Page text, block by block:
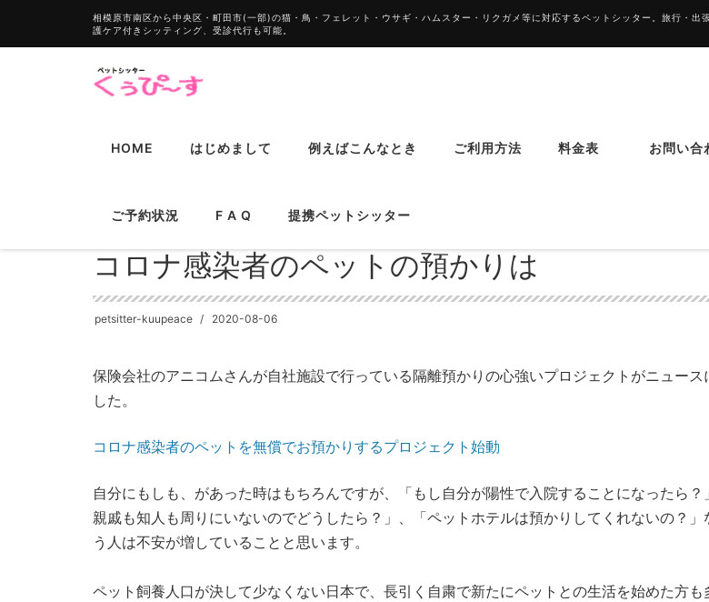
相模原市南区から中央区・町田市(一部)の猫・鳥・フェレット・ウサギ・ハムスター・リクガメ等に対応するペットシッター。旅行・
護ケア付きシッティング、受診代行も可能。
HOME はじめまして 例えばこんなとき ご利用方法 料金表 お問い合
ご予約状況 F A Q 提携ペットシッター
コロナ感染者のペットの預かりは
petsitter-kuupeace 2020-08-06
保険会社のアニコムさんが自社施設で行っている隔離預かりの心強いプロジェクトがニュース
した。
コロナ感染者のペットを無償でお預かりするプロジェクト始動
自分にもしも、があった時はもちろんですが、「もし自分が陽性で入院することになったら？
親戚も知人も周りにいないのでどうしたら？」、「ペットホテルは預かりしてくれないの？
う人は不安が増していることと思います。
ペット飼養人口が決して少なくない日本で、長引く自粛で新たにペットとの生活を始めた方も